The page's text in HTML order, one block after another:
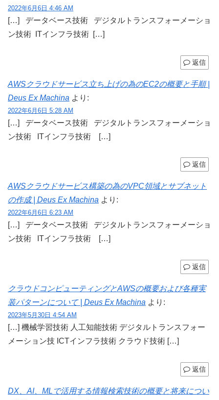
2022年6月6日 4:46 AM
[…] データベース技術 デジタルトランスフォーメーショ
ン技術 ITインフラ技術 […]
返信
AWSクラウドサービス立ち上げの為のEC2の概要と手順 |
Deus Ex Machina より:
2022年6月6日 5:28 AM
[…] データベース技術 デジタルトランスフォーメーショ
ン技術 ITインフラ技術 […]
返信
AWSクラウドサービス構築の為のVPC領域とサブネット
の作成 | Deus Ex Machina より:
2022年6月6日 6:23 AM
[…] データベース技術 デジタルトランスフォーメーショ
ン技術 ITインフラ技術 […]
返信
クラウドコンピューティングとAWSの概要および各種実
装パターンについて | Deus Ex Machina より:
2023年5月30日 4:54 AM
[…] 機械学習技術 人工知能技術 デジタルトランスフォー
メーション技 ICTインフラ技術 クラウド技術 […]
返信
DX、AI、MLで活用する情報検索技術の概要と将来につい